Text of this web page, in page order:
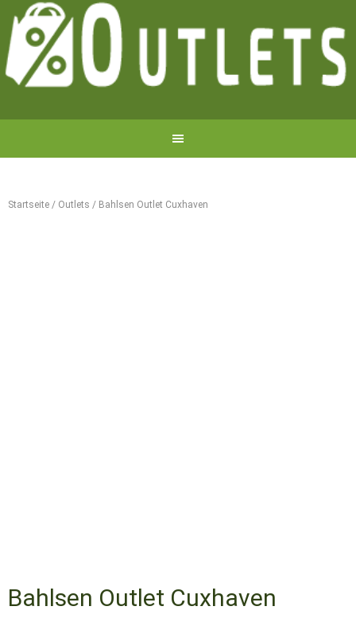
Startseite / Outlets / Bahlsen Outlet Cuxhaven
Bahlsen Outlet Cuxhaven